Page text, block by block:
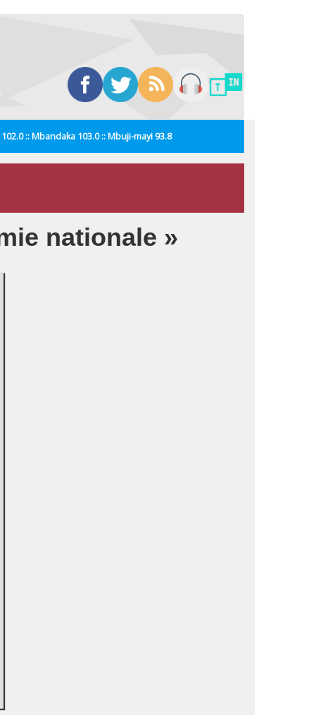
:: Mbandaka 103.0 :: Mbuji-mayi 93.8
nationale »